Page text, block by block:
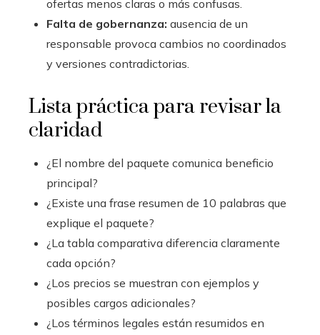
ofertas menos claras o más confusas.
Falta de gobernanza: ausencia de un
responsable provoca cambios no coordinados
y versiones contradictorias.
Lista práctica para revisar la
claridad
¿El nombre del paquete comunica beneficio
principal?
¿Existe una frase resumen de 10 palabras que
explique el paquete?
¿La tabla comparativa diferencia claramente
cada opción?
¿Los precios se muestran con ejemplos y
posibles cargos adicionales?
¿Los términos legales están resumidos en